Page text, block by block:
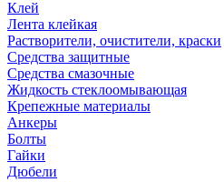
Клей
Лента клейкая
Растворители, очистители, краски
Средства защитные
Средства смазочные
Жидкость стеклоомывающая
Крепежные материалы
Анкеры
Болты
Гайки
Дюбели